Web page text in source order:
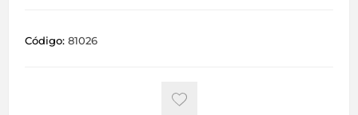
Código: 81026